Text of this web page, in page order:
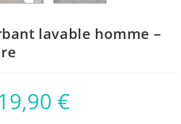
lavable homme –
€